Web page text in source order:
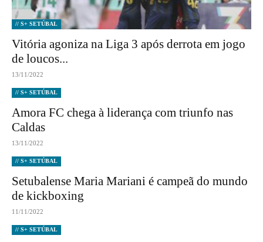
// S+ SETÚBAL
Vitória agoniza na Liga 3 após derrota em jogo
de loucos...
13/11/2022
// S+ SETÚBAL
Amora FC chega à liderança com triunfo nas
Caldas
13/11/2022
// S+ SETÚBAL
Setubalense Maria Mariani é campeã do mundo
de kickboxing
11/11/2022
// S+ SETÚBAL